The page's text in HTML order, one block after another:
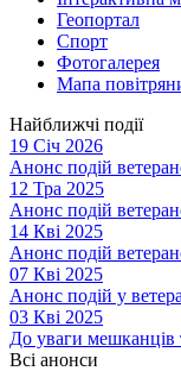
Геопортал
Спорт
Фотогалерея
Мапа
Найближчі події
19 Січ 2026
Анонс подій
12 Тра 2025
Анонс подій
14 Кві 2025
Анонс подій
07 Кві 2025
Анонс подій у
03 Кві 2025
До уваги мешканців
Всі анонси